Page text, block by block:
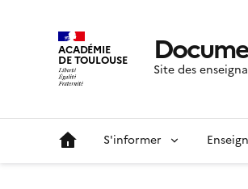
ACADÉMIE
DE TOULOUSE
Site des
S'informer